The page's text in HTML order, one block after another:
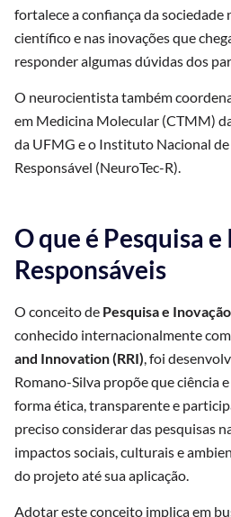
fortalece a confiança da sociedade
científico e nas inovações que
responder algumas dúvidas dos
O neurocientista também
em Medicina Molecular (CTMM)
da UFMG e o Instituto Nacional
Responsável (NeuroTec-R).
O que é Pesquisa
Responsáveis
O conceito de Pesquisa e
conhecido internacionalmente
and Innovation (RRI), foi
Romano-Silva propõe que ciência
forma ética, transparente e
preciso considerar das pesquisas
impactos sociais, culturais e
do projeto até sua aplicação.
Adotar este conceito implica em